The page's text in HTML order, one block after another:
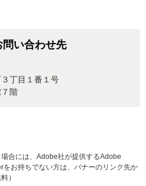
問い合わせ先
丁目１番１号
階
合には、Adobe社が提供するAdobe
をお持ちでない方は、バナーのリンク先か
）